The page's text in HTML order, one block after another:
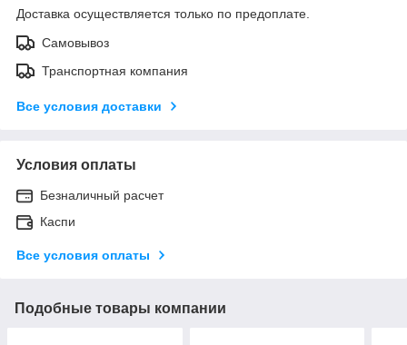
Доставка осуществляется только по предоплате.
Самовывоз
Транспортная компания
Все условия доставки
Условия оплаты
Безналичный расчет
Каспи
Все условия оплаты
Подобные товары компании